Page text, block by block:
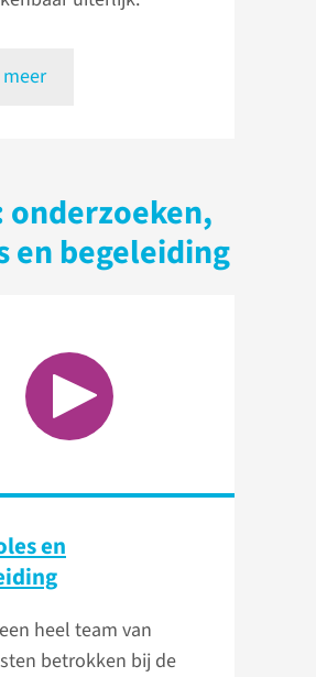
onderzoeken,
en begeleiding
en
heel team van
betrokken bij de